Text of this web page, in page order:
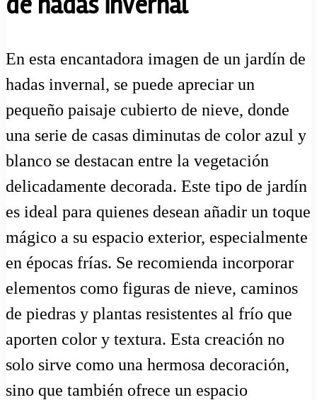
En esta encantadora imagen de un jardín de
hadas invernal, se puede apreciar un
pequeño paisaje cubierto de nieve, donde
una serie de casas diminutas de color azul y
blanco se destacan entre la vegetación
delicadamente decorada. Este tipo de jardín
es ideal para quienes desean añadir un toque
mágico a su espacio exterior, especialmente
en épocas frías. Se recomienda incorporar
elementos como figuras de nieve, caminos
de piedras y plantas resistentes al frío que
aporten color y textura. Esta creación no
solo sirve como una hermosa decoración,
sino que también ofrece un espacio